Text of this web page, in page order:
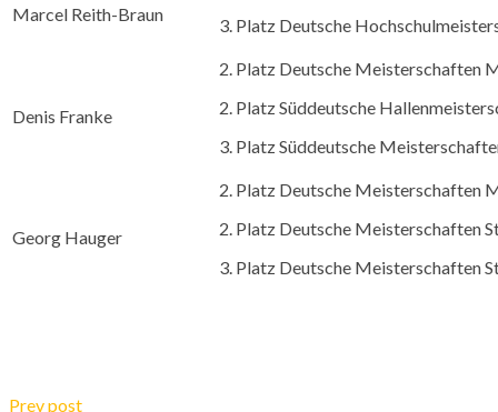
Marcel Reith-Braun
3. Platz Deutsche
Denis Franke
2. Platz Deutsche Meisterschaften
2. Platz Süddeutsche
3. Platz Süddeutsche
Georg Hauger
2. Platz Deutsche Meisterschaften
2. Platz Deutsche Meisterschaften
3. Platz Deutsche Meisterschaften
Prev post